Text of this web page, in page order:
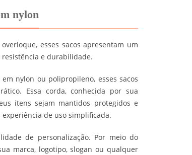
nylon
esses sacos apresentam um
e durabilidade.
nylon ou polipropileno, esses sacos
Essa corda, conhecida por sua
itens sejam mantidos protegidos e
de uso simplificada.
de personalização. Por meio do
marca, logotipo, slogan ou qualquer